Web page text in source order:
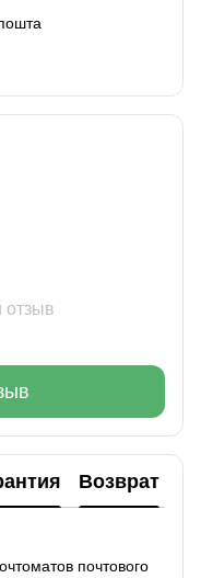
отзыв
Возврат
почтового